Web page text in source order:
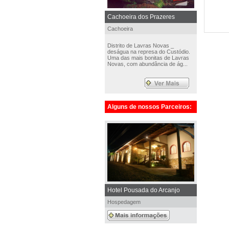
Cachoeira dos Prazeres
Cachoeira
Distrito de Lavras Novas _
deságua na represa do Custódio.
Uma das mais bonitas de Lavras
Novas, com abundância de ág...
Alguns de nossos Parceiros:
Hotel Pousada do Arcanjo
Hospedagem